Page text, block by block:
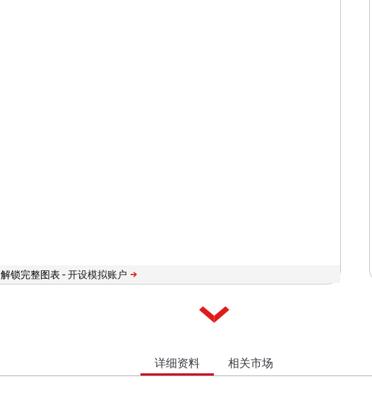
解锁完整图表 -
详细资料 相关市场